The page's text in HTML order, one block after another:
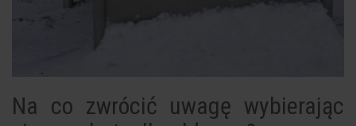
Na co zwrócić uwagę wybierając